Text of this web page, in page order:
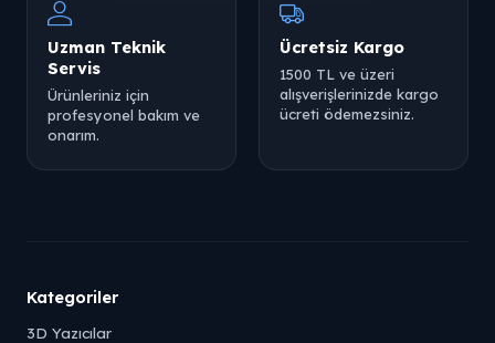
Uzman Teknik
Servis
Ürünleriniz için
profesyonel bakım ve
onarım.
Ücretsiz Kargo
1500 TL ve üzeri
alışverişlerinizde kargo
ücreti ödemezsiniz.
Kategoriler
3D Yazıcılar